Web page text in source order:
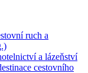
ruch a
a lázeňství
cestovního